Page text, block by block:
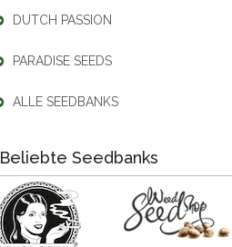
DUTCH PASSION
PARADISE SEEDS
ALLE SEEDBANKS
Beliebte Seedbanks